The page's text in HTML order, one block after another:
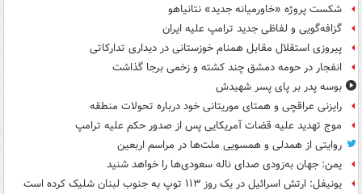
شکست پروژه «خاورمیانه جدید» نتانیاهو
گزافه‌گویی و لفاظی جدید ترامپ علیه ایران
پیروزی استقلال مقابل همنام خوزستانی در دیداری تدارکاتی
انفجار در حومه دمشق چند کشته و زخمی برجا گذاشت
بوسه‌ پدر بر پای پسر شهیدش
رایزنی عراقچی و همتای موریتانی خود درباره تحولات منطقه
موج تهدید علیه قضات آمریکایی پس از صدور حکم علیه ترامپ
روایتی از همدلی و همسویی ملت‌ها در مراسم اربعین
یمن: جهان به‌زودی صدای ناله سعودی‌ها را خواهد شنید
یونیفل: ارتش اسرائیل در یک روز ۱۱۳ توپ به جنوب لبنان شلیک کرده است